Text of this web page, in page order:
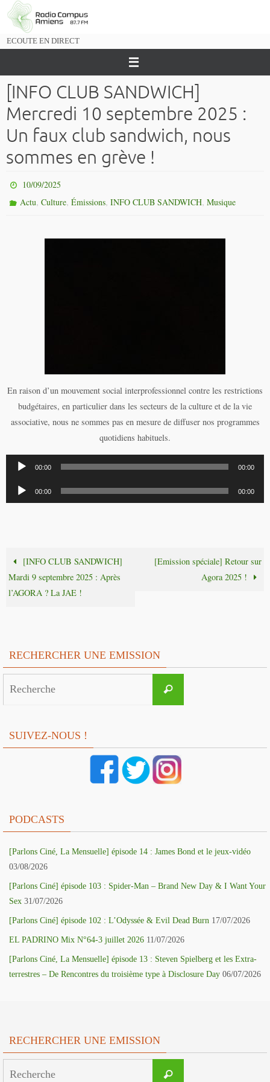
Passer
vers
ECOUTE EN DIRECT
[INFO CLUB SANDWICH]
Mercredi 10 septembre 2025 :
Un faux club sandwich, nous
sommes en grève !
10/09/2025
Actu,Culture,Émissions,INFO CLUB SANDWICH,Musique
En raison d’un mouvement social interprofessionnel contre les restrictions
budgétaires, en particulier dans les secteurs de la culture et de la vie
associative, nous ne sommes pas en mesure de diffuser nos programmes
quotidiens habituels.
Lecteur
00:00 00:00
Lecteur
audio
00:00 00:00
[INFO CLUB SANDWICH]
Mardi 9 septembre 2025 : Après
l’AGORA ? La JAE !
[Emission spéciale] Retour sur
Agora 2025 !
RECHERCHER UNE EMISSION
Recherche
SUIVEZ-NOUS !
PODCASTS
[Parlons Ciné, La Mensuelle] épisode 14 : James Bond et le jeux-vidéo
03/08/2026
[Parlons Ciné] épisode 103 : Spider-Man – Brand New Day & I Want Your
Sex 31/07/2026
[Parlons Ciné] épisode 102 : L’Odyssée & Evil Dead Burn 17/07/2026
EL PADRINO Mix N°64-3 juillet 2026 11/07/2026
[Parlons Ciné, La Mensuelle] épisode 13 : Steven Spielberg et les Extra-
terrestres – De Rencontres du troisième type à Disclosure Day 06/07/2026
RECHERCHER UNE EMISSION
Recherche